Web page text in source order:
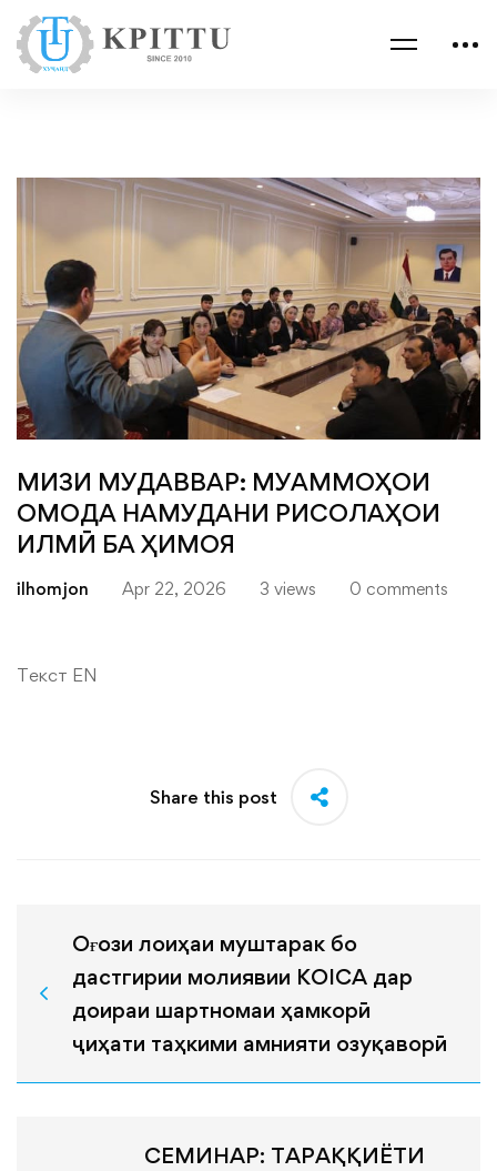
МИЗИ МУДАВВАР: МУАММОҲОИ
ОМОДА НАМУДАНИ РИСОЛАҲОИ
ИЛМӢ БА ҲИМОЯ
ilhomjon Apr 22, 2026 3 views 0 comments
Текст EN
Share this post
Оғози лоиҳаи муштарак бо
дастгирии молиявии KOICA дар
доираи шартномаи ҳамкорӣ
ҷиҳати таҳкими амнияти озуқаворӣ
СЕМИНАР: ТАРАҚҚИЁТИ